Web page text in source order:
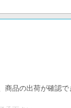
商品の出荷が確認で